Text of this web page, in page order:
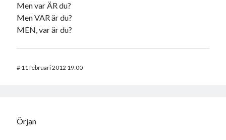
Men var ÄR du?
Men VAR är du?
MEN, var är du?
# 11 februari 2012 19:00
Örjan